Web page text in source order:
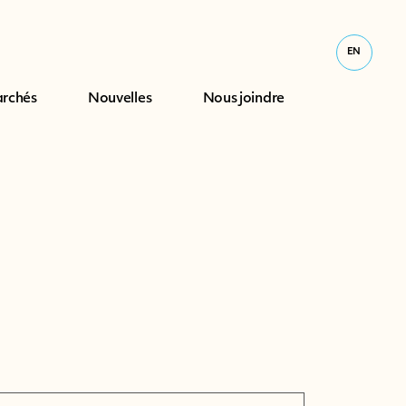
Nouvelles Nous joindre
EN